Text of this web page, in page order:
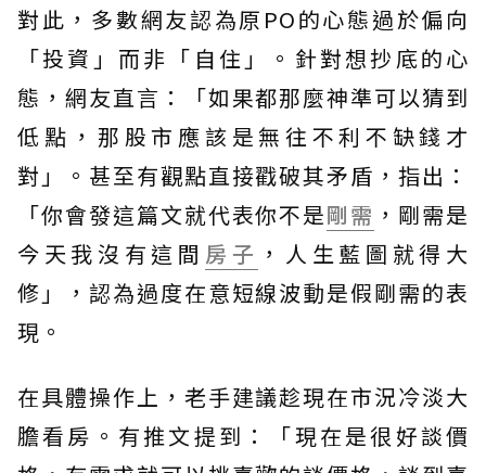
對此，多數網友認為原PO的心態過於偏向
「投資」而非「自住」。針對想抄底的心
態，網友直言：「如果都那麼神準可以猜到
低點，那股市應該是無往不利不缺錢才
對」。甚至有觀點直接戳破其矛盾，指出：
「你會發這篇文就代表你不是剛需 ，剛需是
今天我沒有這間 房子 ，人生藍圖就得大
修」，認為過度在意短線波動是假剛需的表
現。
在具體操作上，老手建議趁現在市況冷淡大
膽看房。有推文提到：「現在是很好談價